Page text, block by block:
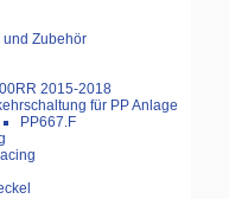
und Zubehör
2015-2018
für PP Anlage
PP667.F